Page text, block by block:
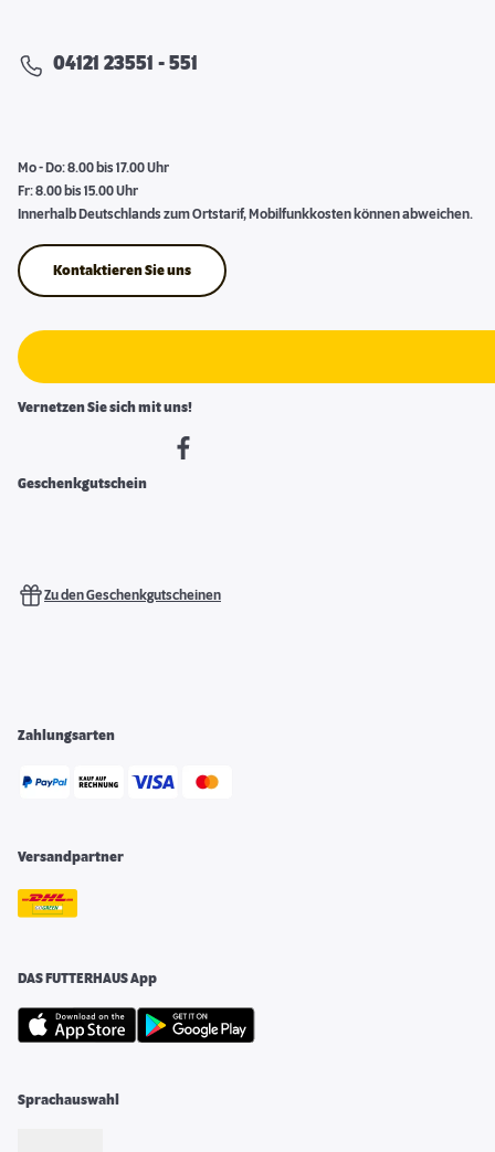
04121 23551 - 551
Mo - Do: 8.00 bis 17.00 Uhr
Fr: 8.00 bis 15.00 Uhr
Innerhalb Deutschlands zum Ortstarif, Mobilfunkkosten können abweichen.
Kontaktieren Sie uns
Vernetzen Sie sich mit uns!
Geschenkgutschein
Zu den Geschenkgutscheinen
Zahlungsarten
Versandpartner
DAS FUTTERHAUS App
Sprachauswahl